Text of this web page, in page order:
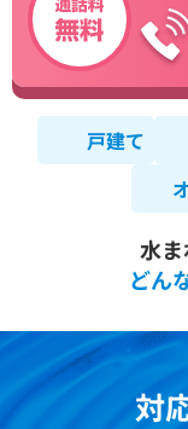
戸建て
水ま
どん
対